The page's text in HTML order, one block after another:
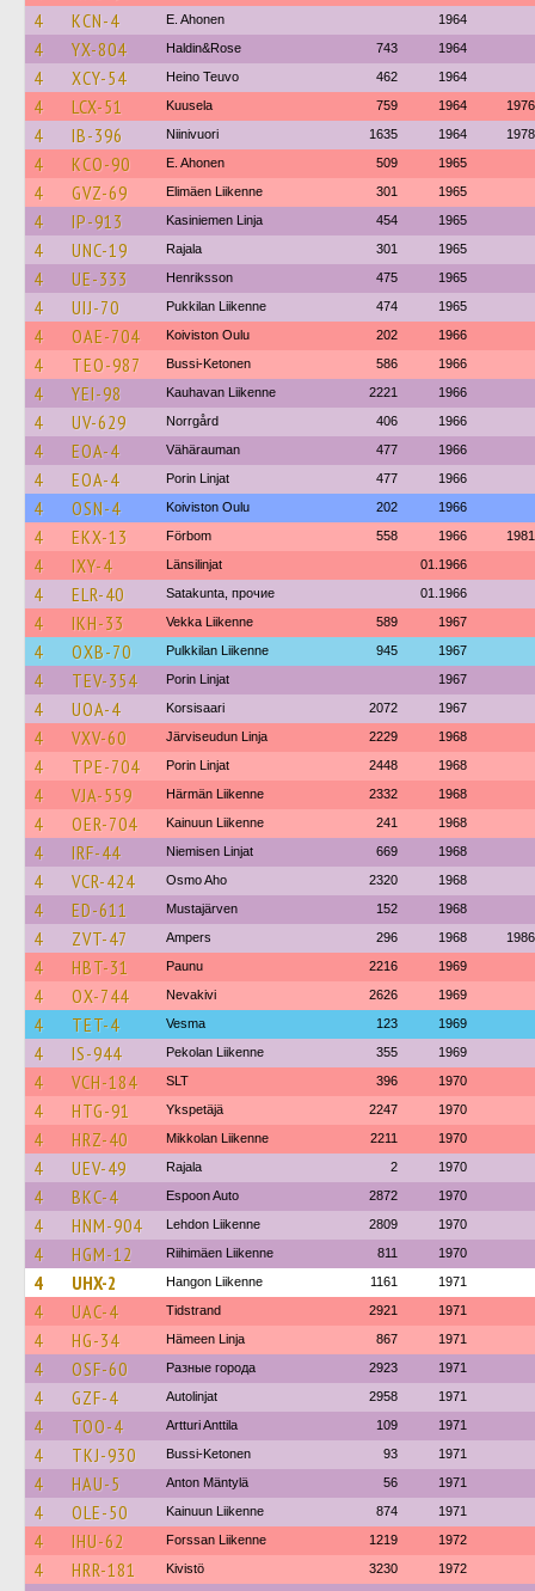
4 KCN-4 E. Ahonen 1964
4 YX-804 Haldin&Rose 743 1964
4 XCY-54 Heino Teuvo 462 1964
4 LCX-51 Kuusela 759 1964 1976
4 IB-396 Niinivuori 1635 1964 1978
4 KCO-90 E. Ahonen 509 1965
4 GVZ-69 Elimäen Liikenne 301 1965
4 IP-913 Kasiniemen Linja 454 1965
4 UNC-19 Rajala 301 1965
4 UE-333 Henriksson 475 1965
4 UIJ-70 Pukkilan Liikenne 474 1965
4 OAE-704 Koiviston Oulu 202 1966
4 TEO-987 Bussi-Ketonen 586 1966
4 YEI-98 Kauhavan Liikenne 2221 1966
4 UV-629 Norrgård 406 1966
4 EOA-4 Vähärauman 477 1966
4 EOA-4 Porin Linjat 477 1966
4 OSN-4 Koiviston Oulu 202 1966
4 EKX-13 Förbom 558 1966 1981
4 IXY-4 Länsilinjat 01.1966
4 ELR-40 Satakunta, прочие 01.1966
4 IKH-33 Vekka Liikenne 589 1967
4 OXB-70 Pulkkilan Liikenne 945 1967
4 TEV-354 Porin Linjat 1967
4 UOA-4 Korsisaari 2072 1967
4 VXV-60 Järviseudun Linja 2229 1968
4 TPE-704 Porin Linjat 2448 1968
4 VJA-559 Härmän Liikenne 2332 1968
4 OER-704 Kainuun Liikenne 241 1968
4 IRF-44 Niemisen Linjat 669 1968
4 VCR-424 Osmo Aho 2320 1968
4 ED-611 Mustajärven 152 1968
4 ZVT-47 Ampers 296 1968 1986
4 HBT-31 Paunu 2216 1969
4 OX-744 Nevakivi 2626 1969
4 TET-4 Vesma 123 1969
4 IS-944 Pekolan Liikenne 355 1969
4 VCH-184 SLT 396 1970
4 HTG-91 Ykspetäjä 2247 1970
4 HRZ-40 Mikkolan Liikenne 2211 1970
4 UEV-49 Rajala 2 1970
4 BKC-4 Espoon Auto 2872 1970
4 HNM-904 Lehdon Liikenne 2809 1970
4 HGM-12 Riihimäen Liikenne 811 1970
4 UHX-2 Hangon Liikenne 1161 1971
4 UAC-4 Tidstrand 2921 1971
4 HG-34 Hämeen Linja 867 1971
4 OSF-60 Разные города 2923 1971
4 GZF-4 Autolinjat 2958 1971
4 TOO-4 Artturi Anttila 109 1971
4 TKJ-930 Bussi-Ketonen 93 1971
4 HAU-5 Anton Mäntylä 56 1971
4 OLE-50 Kainuun Liikenne 874 1971
4 IHU-62 Forssan Liikenne 1219 1972
4 HRR-181 Kivistö 3230 1972